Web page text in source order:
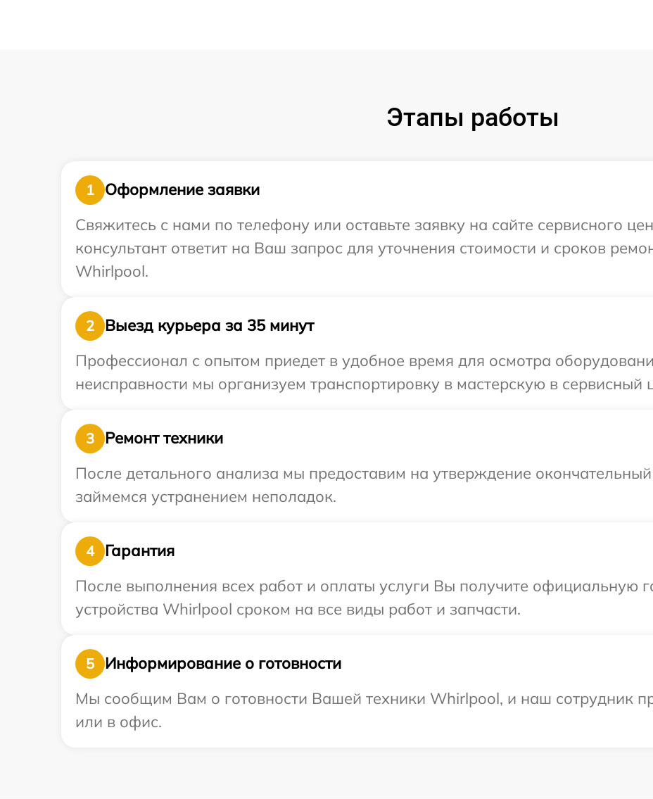
Этапы работы
1
Оформление заявки
Свяжитесь с нами по телефону или оставьте заявку на сайте сервисного
консультант ответит на Ваш запрос для уточнения стоимости и сроков
Whirlpool.
2
Выезд курьера за 35 минут
Профессионал с опытом приедет в удобное время для осмотра
неисправности мы организуем транспортировку в мастерскую в сервисный
3
Ремонт техники
После детального анализа мы предоставим на утверждение
займемся устранением неполадок.
4
Гарантия
После выполнения всех работ и оплаты услуги Вы получите официальную
устройства Whirlpool сроком на все виды работ и запчасти.
5
Информирование о готовности
Мы сообщим Вам о готовности Вашей техники Whirlpool, и наш сотрудник
или в офис.